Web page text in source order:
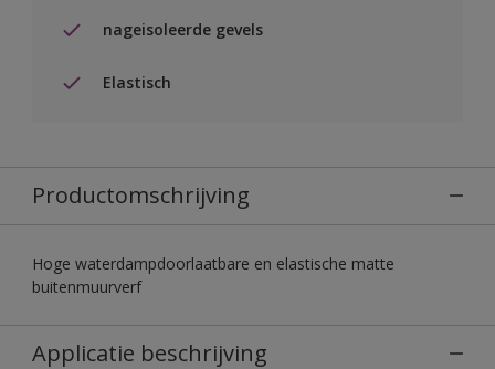
nageisoleerde gevels
Elastisch
Productomschrijving
Hoge waterdampdoorlaatbare en elastische matte
buitenmuurverf
Applicatie beschrijving